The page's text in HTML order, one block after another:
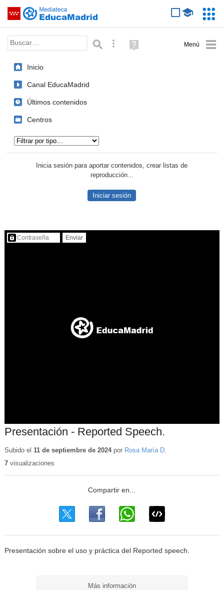
Saltar navegación
Palabra o frase: Búsqueda avanzada
Ayuda
(en
Inicio
Canal EducaMadrid
Últimos contenidos
Centros
Inicia sesión para aportar contenidos, crear listas de
reproducción...
Iniciar sesión
Contenido protegido…
Presentación - Reported Speech.
Subido el 11 de septiembre de 2024por Rosa María D.
7visualizaciones
Presentación sobre el uso y práctica del Reported speech.
Más información